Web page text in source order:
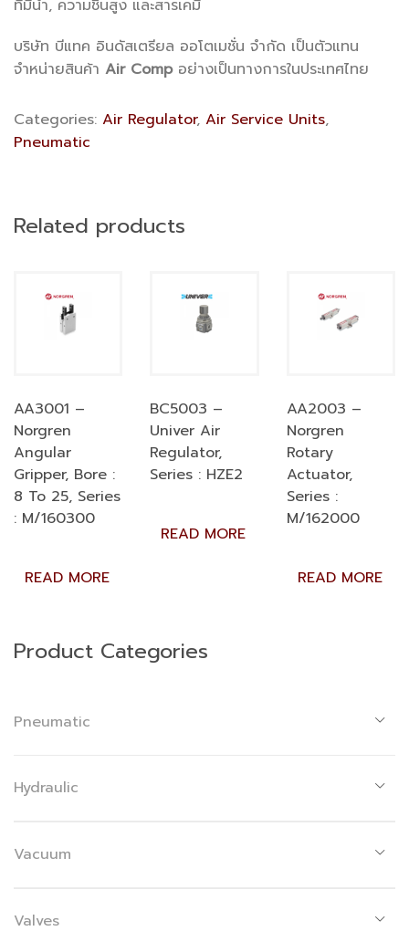
ที่มีน้ำ, ความชื้นสูง และสารเคมี
บริษัท บีแทค อินดัสเตรียล ออโตเมชั่น จำกัด เป็นตัวแทน
จำหน่ายสินค้า Air Compอย่างเป็นทางการในประเทศไทย
Categories: Air Regulator, Air Service Units,
Pneumatic
Related products
AA3001 –
Norgren
Angular
Gripper, Bore :
8 To 25, Series
: M/160300
READ MORE
BC5003 –
Univer Air
Regulator,
Series : HZE2
READ MORE
AA2003 –
Norgren
Rotary
Actuator,
Series :
M/162000
READ MORE
Product Categories
Pneumatic
Hydraulic
Vacuum
Valves